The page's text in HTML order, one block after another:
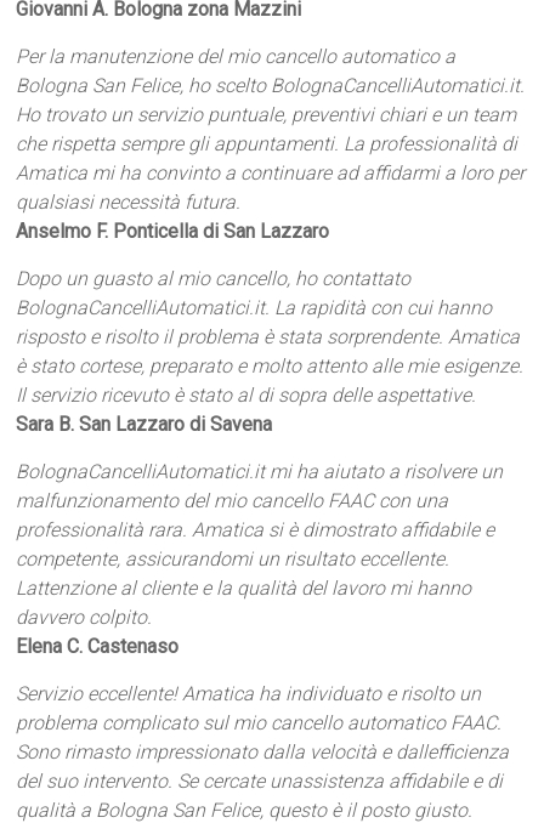
Giovanni A. Bologna zona Mazzini
Per la manutenzione del mio cancello automatico a
Bologna San Felice, ho scelto BolognaCancelliAutomatici.it.
Ho trovato un servizio puntuale, preventivi chiari e un team
che rispetta sempre gli appuntamenti. La professionalità di
Amatica mi ha convinto a continuare ad affidarmi a loro per
qualsiasi necessità futura.
Anselmo F. Ponticella di San Lazzaro
Dopo un guasto al mio cancello, ho contattato
BolognaCancelliAutomatici.it. La rapidità con cui hanno
risposto e risolto il problema è stata sorprendente. Amatica
è stato cortese, preparato e molto attento alle mie esigenze.
Il servizio ricevuto è stato al di sopra delle aspettative.
Sara B. San Lazzaro di Savena
BolognaCancelliAutomatici.it mi ha aiutato a risolvere un
malfunzionamento del mio cancello FAAC con una
professionalità rara. Amatica si è dimostrato affidabile e
competente, assicurandomi un risultato eccellente.
Lattenzione al cliente e la qualità del lavoro mi hanno
davvero colpito.
Elena C. Castenaso
Servizio eccellente! Amatica ha individuato e risolto un
problema complicato sul mio cancello automatico FAAC.
Sono rimasto impressionato dalla velocità e dallefficienza
del suo intervento. Se cercate unassistenza affidabile e di
qualità a Bologna San Felice, questo è il posto giusto.